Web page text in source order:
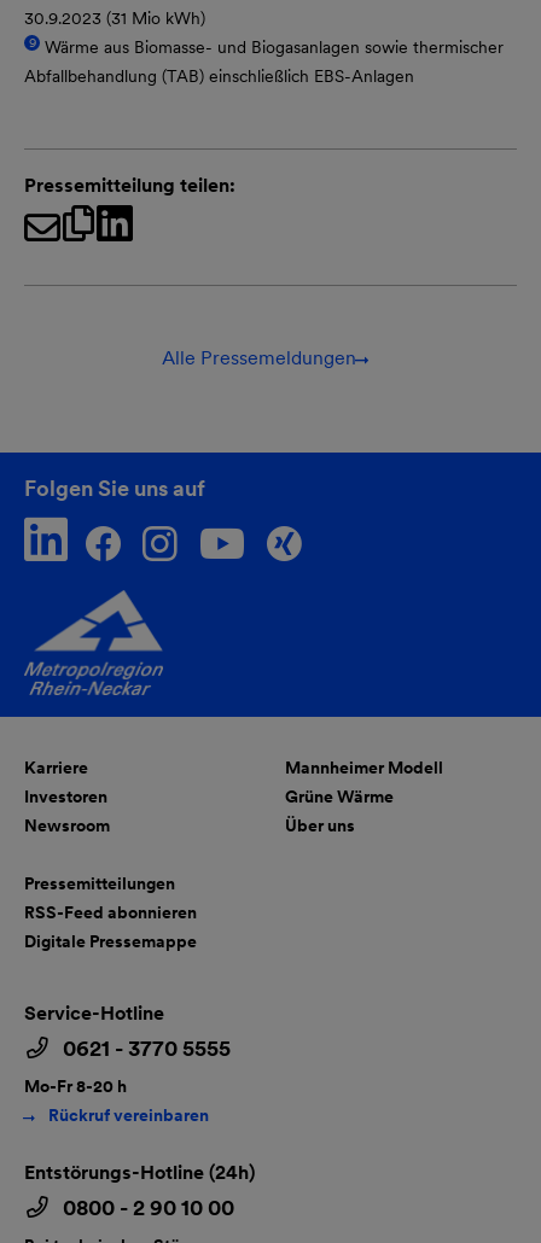
30.9.2023 (31 Mio kWh)
9 Wärme aus Biomasse- und Biogasanlagen sowie thermischer
Abfallbehandlung (TAB) einschließlich EBS-Anlagen
Pressemitteilung teilen:
Alle Pressemeldungen
Folgen Sie uns auf
Karriere
Investoren
Newsroom
Mannheimer Modell
Grüne Wärme
Über uns
Pressemitteilungen
RSS-Feed abonnieren
Digitale Pressemappe
Service-Hotline
0621 - 3770 5555
Mo-Fr 8-20 h
Rückruf vereinbaren
Entstörungs-Hotline (24h)
0800 - 2 90 10 00